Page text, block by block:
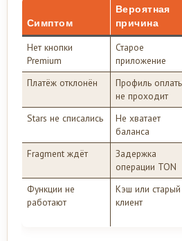
Симптом
Вероятная
причина
Нет кнопки
Premium
Старое
приложение
Платёж отклонён
Профиль
не проходит
Stars не списались
Не хватает
баланса
Fragment ждёт
Задержка
операции TON
Функции не
работают
Кэш или старый
клиент